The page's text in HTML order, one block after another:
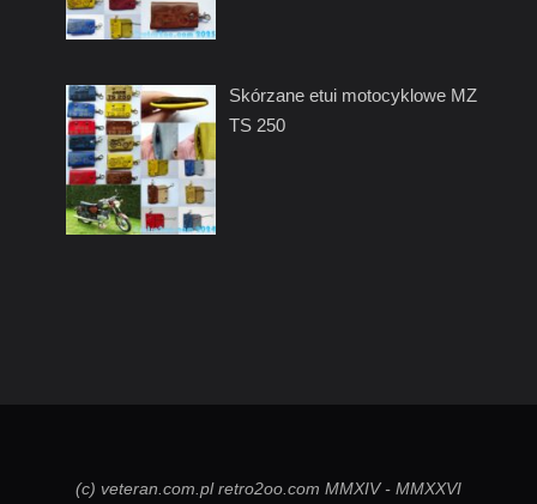
Skórzane etui motocyklowe MZ
TS 250
(c) veteran.com.pl retro2oo.com MMXIV - MMXXVI